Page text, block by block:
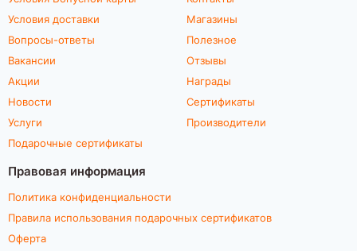
Условия доставки
Вопросы-ответы
Вакансии
Акции
Новости
Услуги
Подарочные сертификаты
Магазины
Полезное
Отзывы
Награды
Сертификаты
Производители
Правовая информация
Политика конфиденциальности
Правила использования подарочных сертификатов
Оферта